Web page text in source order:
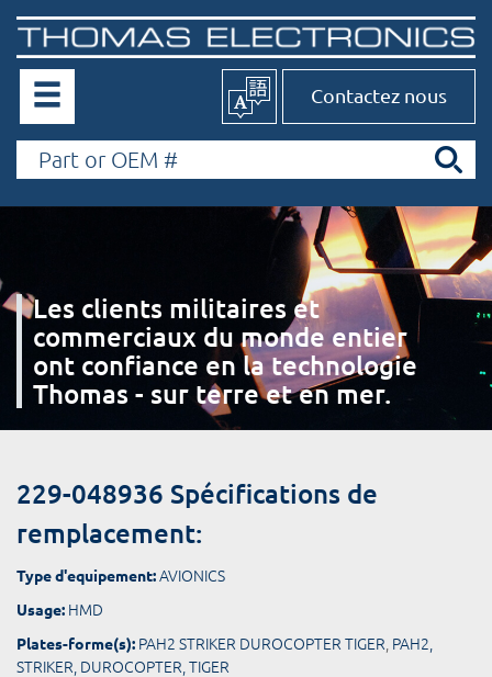
Contactez nous
Les clients militaires et
commerciaux du monde entier
ont confiance en la technologie
Thomas - sur terre et en mer.
229-048936 Spécifications de
remplacement:
Type d'equipement:AVIONICS
Usage: HMD
Plates-forme(s): PAH2 STRIKER DUROCOPTER TIGER, PAH2,
STRIKER, DUROCOPTER, TIGER